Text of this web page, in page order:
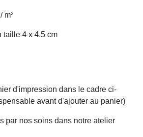
m²
taille 4 x 4.5 cm
d'impression dans le cadre ci-
avant d'ajouter au panier)
par nos soins dans notre atelier